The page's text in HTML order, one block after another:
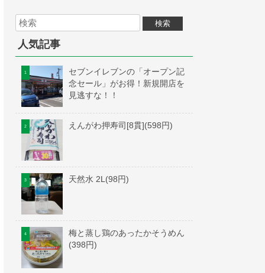
人気記事
セブンイレブンの「オープン記
念セール」がお得！新規開店を
見逃すな！！
えんがわ押寿司[8貫](598円)
天然水 2L(98円)
梅と蒸し鶏のあったかそうめん
(398円)